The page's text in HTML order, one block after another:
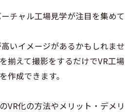
チャル工場見学が注目を集めて
いイメージがあるかもしれませ
揃えて撮影をするだけでVR工場
作成できます。
VR化の方法やメリット・デメリ